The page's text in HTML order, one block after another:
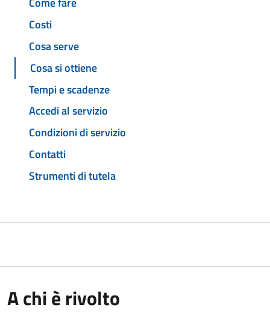
Costi
Cosa serve
Cosa si ottiene
Tempi e scadenze
Accedi al servizio
Condizioni di servizio
Contatti
Strumenti di tutela
A chi è rivolto